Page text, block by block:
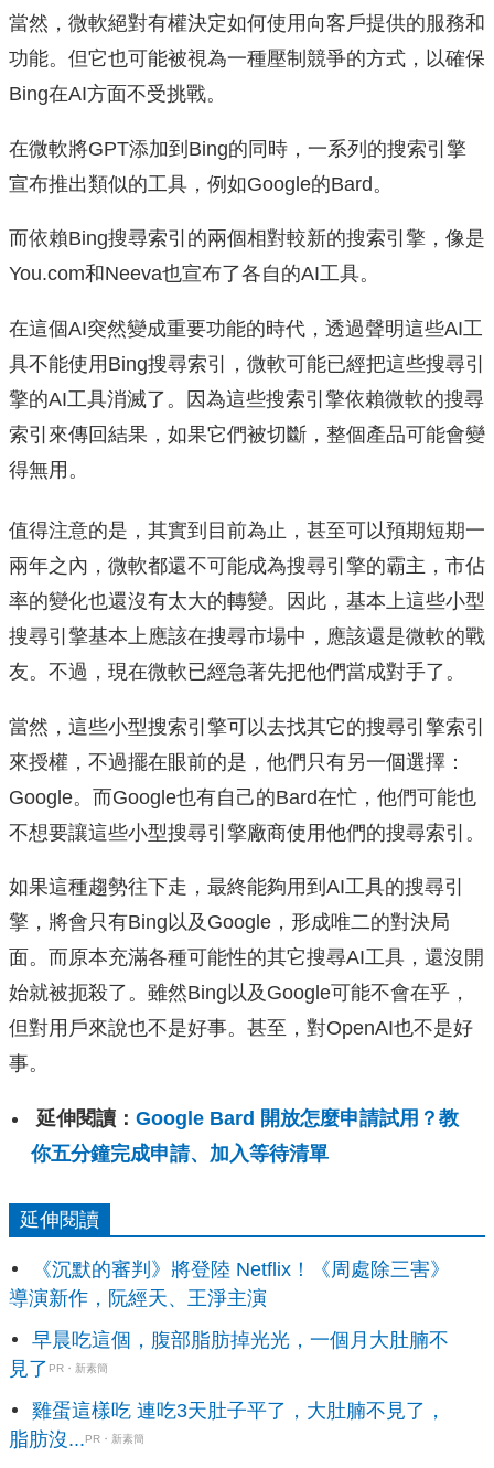
當然，微軟絕對有權決定如何使用向客戶提供的服務和
功能。但它也可能被視為一種壓制競爭的方式，以確保
Bing在AI方面不受挑戰。
在微軟將GPT添加到Bing的同時，一系列的搜索引擎
宣布推出類似的工具，例如Google的Bard。
而依賴Bing搜尋索引的兩個相對較新的搜索引擎，像是
You.com和Neeva也宣布了各自的AI工具。
在這個AI突然變成重要功能的時代，透過聲明這些AI工
具不能使用Bing搜尋索引，微軟可能已經把這些搜尋引
擎的AI工具消滅了。因為這些搜索引擎依賴微軟的搜尋
索引來傳回結果，如果它們被切斷，整個產品可能會變
得無用。
值得注意的是，其實到目前為止，甚至可以預期短期一
兩年之內，微軟都還不可能成為搜尋引擎的霸主，市佔
率的變化也還沒有太大的轉變。因此，基本上這些小型
搜尋引擎基本上應該在搜尋市場中，應該還是微軟的戰
友。不過，現在微軟已經急著先把他們當成對手了。
當然，這些小型搜索引擎可以去找其它的搜尋引擎索引
來授權，不過擺在眼前的是，他們只有另一個選擇：
Google。而Google也有自己的Bard在忙，他們可能也
不想要讓這些小型搜尋引擎廠商使用他們的搜尋索引。
如果這種趨勢往下走，最終能夠用到AI工具的搜尋引
擎，將會只有Bing以及Google，形成唯二的對決局
面。而原本充滿各種可能性的其它搜尋AI工具，還沒開
始就被扼殺了。雖然Bing以及Google可能不會在乎，
但對用戶來說也不是好事。甚至，對OpenAI也不是好
事。
延伸閱讀： Google Bard 開放怎麼申請試用？教
你五分鐘完成申請、加入等待清單
延伸閱讀
《沉默的審判》將登陸 Netflix！《周處除三害》
導演新作，阮經天、王淨主演
早晨吃這個，腹部脂肪掉光光，一個月大肚腩不
見了 PR・新素簡
雞蛋這樣吃 連吃3天肚子平了，大肚腩不見了，
脂肪沒...PR・新素簡